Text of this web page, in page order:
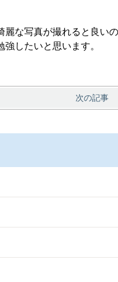
な写真が撮れると良い
したいと思います。
次の記事